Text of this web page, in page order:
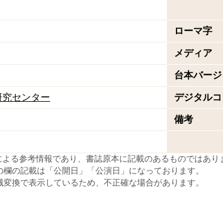
ローマ字
メディア
台本バー
センター デジタル
備考
る参考情報であり、書誌原本に記載のあるものではあり
の記載は「公開日」「公演日」になっております。
換で表示しているため、不正確な場合があります。